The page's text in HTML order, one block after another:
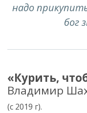
надо
бог
«Курить,
Владимир
(с 2019 г).